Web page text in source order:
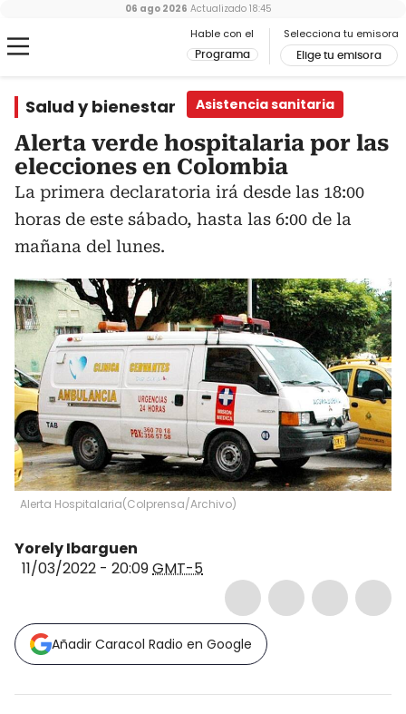
Hable con el
Programa
Selecciona tu emisora
Elige tu emisora
06 ago 2026 Actualizado 18:45
Salud y bienestar Asistencia sanitaria
Alerta verde hospitalaria por las
elecciones en Colombia
La primera declaratoria irá desde las 18:00
horas de este sábado, hasta las 6:00 de la
mañana del lunes.
Alerta Hospitalaria(Colprensa/Archivo)
Yorely Ibarguen
11/03/2022 - 20:09GMT-5
Añadir Caracol Radio en Google